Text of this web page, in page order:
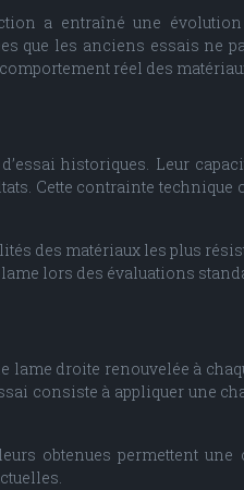
a entraîné une
que les anciens essais ne
réel des
historiques. Leur
Cette contrainte technique
des matériaux les plus
lors des évaluations
droite renouvelée à
consiste à appliquer une
obtenues permettent